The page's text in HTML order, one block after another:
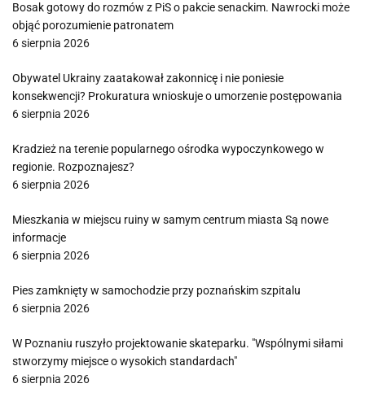
Bosak gotowy do rozmów z PiS o pakcie senackim. Nawrocki może
objąć porozumienie patronatem
6 sierpnia 2026
Obywatel Ukrainy zaatakował zakonnicę i nie poniesie
konsekwencji? Prokuratura wnioskuje o umorzenie postępowania
6 sierpnia 2026
Kradzież na terenie popularnego ośrodka wypoczynkowego w
regionie. Rozpoznajesz?
6 sierpnia 2026
Mieszkania w miejscu ruiny w samym centrum miasta Są nowe
informacje
6 sierpnia 2026
Pies zamknięty w samochodzie przy poznańskim szpitalu
6 sierpnia 2026
W Poznaniu ruszyło projektowanie skateparku. "Wspólnymi siłami
stworzymy miejsce o wysokich standardach"
6 sierpnia 2026